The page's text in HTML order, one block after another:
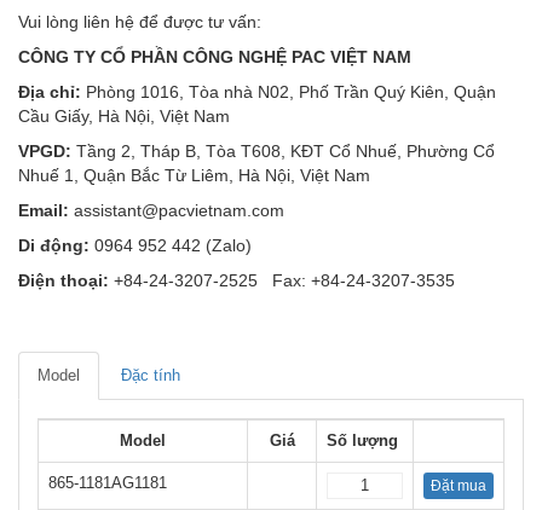
Vui lòng liên hệ để được tư vấn:
CÔNG TY CỔ PHẦN CÔNG NGHỆ PAC VIỆT NAM
Địa chỉ: Phòng 1016, Tòa nhà N02, Phố Trần Quý Kiên, Quận
Cầu Giấy, Hà Nội, Việt Nam
VPGD: Tầng 2, Tháp B, Tòa T608, KĐT Cổ Nhuế, Phường Cổ
Nhuế 1, Quận Bắc Từ Liêm, Hà Nội, Việt Nam
Email: assistant@pacvietnam.com
Di động: 0964 952 442 (Zalo)
Điện thoại: +84-24-3207-2525 Fax: +84-24-3207-3535
Model Đặc tính
Model Giá Số lượng
865-1181AG1181 Đặt mua